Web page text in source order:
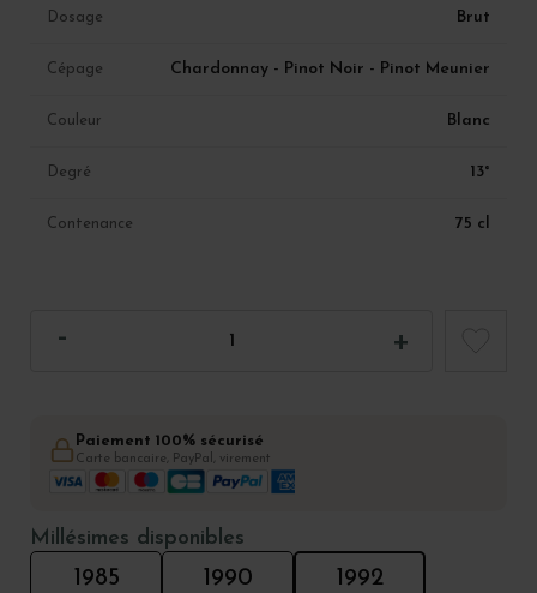
Dosage Brut
Cépage Chardonnay - Pinot Noir - Pinot Meunier
Couleur Blanc
Degré 13°
Contenance 75 cl
Paiement 100% sécurisé
Carte bancaire, PayPal, virement
Millésimes disponibles
1985 1990 1992